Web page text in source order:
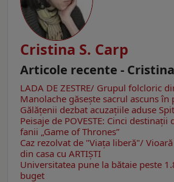
Cristina S. Carp
Articole recente - Cristina
LADA DE ZESTRE/ Grupul folcloric
Manolache găseşte sacrul ascuns în
Gălăţenii dezbat acuzaţiile aduse
Peisaje de POVESTE: Cinci
fanii „Game of Thrones”
Caz rezolvat de "Viaţa liberă"/
din casa cu ARTIŞTI
Universitatea pune la bătaie peste
buget